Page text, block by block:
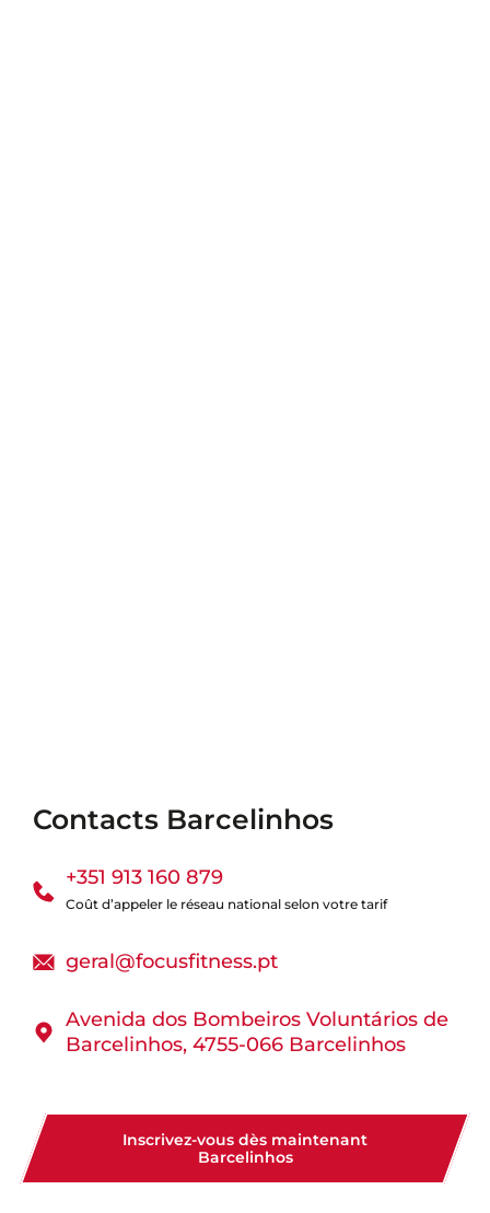
Contacts Barcelinhos
+351 913 160 879
Coût d’appeler le réseau national selon votre tarif
geral@focusfitness.pt
Avenida dos Bombeiros Voluntários de
Barcelinhos, 4755-066 Barcelinhos
Inscrivez-vous dès maintenant
Barcelinhos